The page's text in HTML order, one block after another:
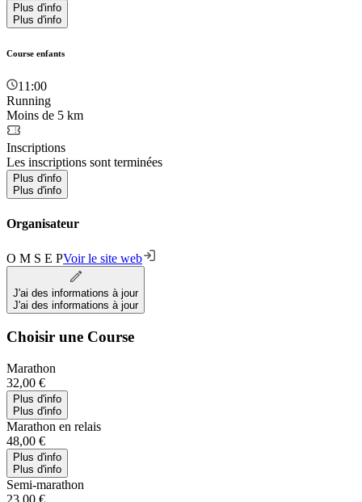
Plus d'info
Plus d'info
Course enfants
11:00
Running
Moins de 5 km
Inscriptions
Les inscriptions sont terminées
Plus d'info
Plus d'info
Organisateur
O M S E PVoir le site web
J'ai des informations à jour
J'ai des informations à jour
Choisir une Course
Marathon
32,00 €
Plus d'info
Plus d'info
Marathon en relais
48,00 €
Plus d'info
Plus d'info
Semi-marathon